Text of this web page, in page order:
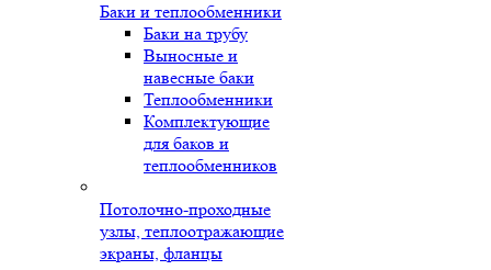
Баки и теплообменники
Баки на трубу
Выносные и
навесные баки
Теплообменники
Комплектующие
для баков и
теплообменников
Потолочно-проходные
узлы, теплоотражающие
экраны, фланцы